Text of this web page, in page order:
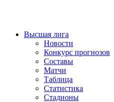
Высшая лига
Новости
Конкурс прогнозов
Составы
Матчи
Таблица
Статистика
Стадионы